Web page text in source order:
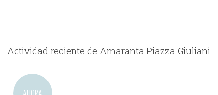
Actividad reciente de Amaranta Piazza Giuliani